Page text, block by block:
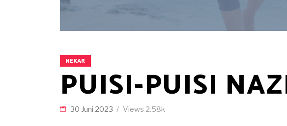
MEKAR
PUISI-PUISI
30 Juni 2023 Views 2.58k